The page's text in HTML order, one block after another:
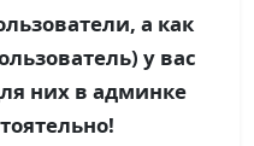
а как
у вас
них в админке